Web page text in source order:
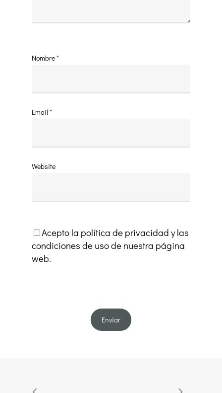
Nombre*
Email *
Website
Acepto la política de privacidad y las
condiciones de uso de nuestra página
web.